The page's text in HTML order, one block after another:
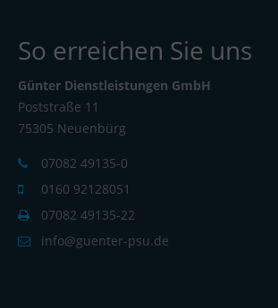
So erreichen Sie uns
Günter Dienstleistungen GmbH
Poststraße 11
75305 Neuenbürg
07082 49135-0
0160 92128051
07082 49135-22
info@guenter-psu.de